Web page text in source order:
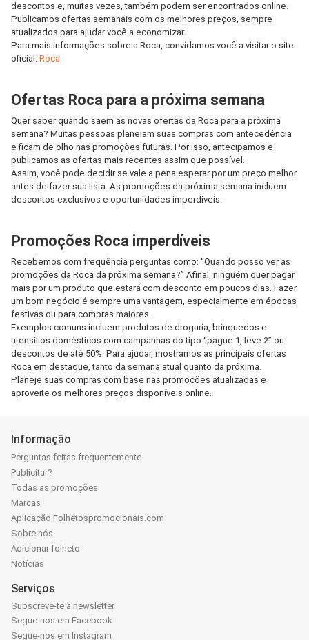
descontos e, muitas vezes, também podem ser encontrados online.
Publicamos ofertas semanais com os melhores preços, sempre
atualizados para ajudar você a economizar.
Para mais informações sobre a Roca, convidamos você a visitar o site
oficial: Roca
Ofertas Roca para a próxima semana
Quer saber quando saem as novas ofertas da Roca para a próxima
semana? Muitas pessoas planeiam suas compras com antecedência
e ficam de olho nas promoções futuras. Por isso, antecipamos e
publicamos as ofertas mais recentes assim que possível.
Assim, você pode decidir se vale a pena esperar por um preço melhor
antes de fazer sua lista. As promoções da próxima semana incluem
descontos exclusivos e oportunidades imperdíveis.
Promoções Roca imperdíveis
Recebemos com frequência perguntas como: “Quando posso ver as
promoções da Roca da próxima semana?” Afinal, ninguém quer pagar
mais por um produto que estará com desconto em poucos dias. Fazer
um bom negócio é sempre uma vantagem, especialmente em épocas
festivas ou para compras maiores.
Exemplos comuns incluem produtos de drogaria, brinquedos e
utensílios domésticos com campanhas do tipo “pague 1, leve 2” ou
descontos de até 50%. Para ajudar, mostramos as principais ofertas
Roca em destaque, tanto da semana atual quanto da próxima.
Planeje suas compras com base nas promoções atualizadas e
aproveite os melhores preços disponíveis online.
Informação
Perguntas feitas frequentemente
Publicitar?
Todas as promoções
Marcas
Aplicação Folhetospromocionais.com
Sobre nós
Adicionar folheto
Notícias
Serviços
Subscreve-te à newsletter
Segue-nos em Facebook
Segue-nos em Instagram